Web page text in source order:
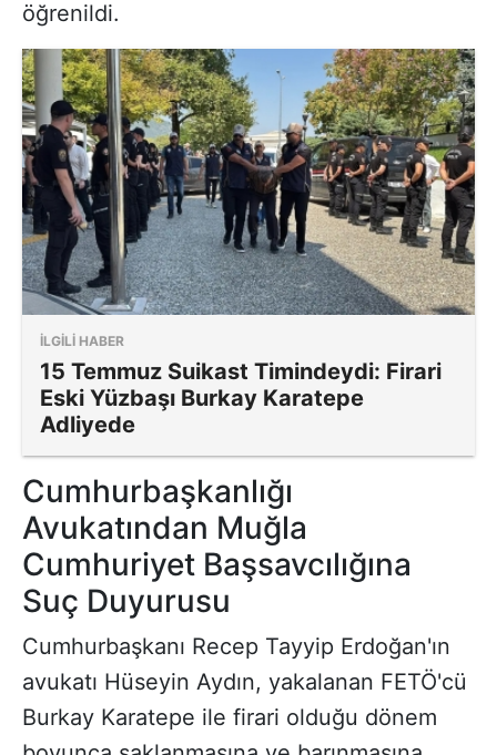
öğrenildi.
İLGİLİ HABER
15 Temmuz Suikast Timindeydi: Firari
Eski Yüzbaşı Burkay Karatepe
Adliyede
Cumhurbaşkanlığı
Avukatından Muğla
Cumhuriyet Başsavcılığına
Suç Duyurusu
Cumhurbaşkanı Recep Tayyip Erdoğan'ın
avukatı Hüseyin Aydın, yakalanan FETÖ'cü
Burkay Karatepe ile firari olduğu dönem